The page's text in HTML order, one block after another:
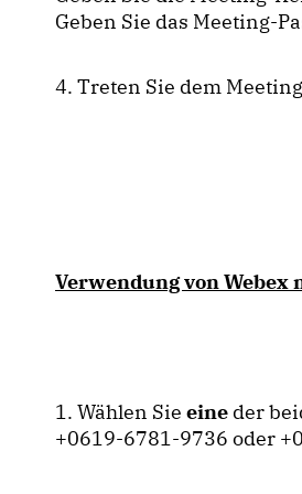
Geben Sie das Meeting-
4. Treten Sie dem
Verwendung von Webex
1. Wählen Sie eine der
+0619-6781-9736 oder